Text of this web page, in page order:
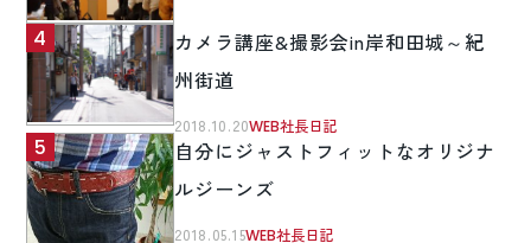
カメラ講座&撮影会in岸和田城～紀
州街道
2018.10.20WEB社長日記
自分にジャストフィットなオリジナ
ルジーンズ
2018.05.15WEB社長日記